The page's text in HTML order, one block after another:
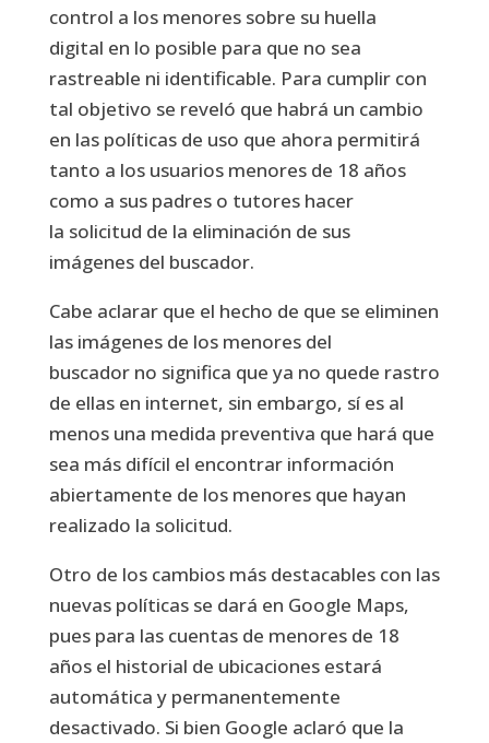
control a los menores sobre su huella
digital en lo posible para que no sea
rastreable ni identificable. Para cumplir con
tal objetivo se reveló que habrá un cambio
en las políticas de uso que ahora permitirá
tanto a los usuarios menores de 18 años
como a sus padres o tutores hacer
la solicitud de la eliminación de sus
imágenes del buscador.
Cabe aclarar que el hecho de que se eliminen
las imágenes de los menores del
buscador no significa que ya no quede rastro
de ellas en internet, sin embargo, sí es al
menos una medida preventiva que hará que
sea más difícil el encontrar información
abiertamente de los menores que hayan
realizado la solicitud.
Otro de los cambios más destacables con las
nuevas políticas se dará en Google Maps,
pues para las cuentas de menores de 18
años el historial de ubicaciones estará
automática y permanentemente
desactivado. Si bien Google aclaró que la